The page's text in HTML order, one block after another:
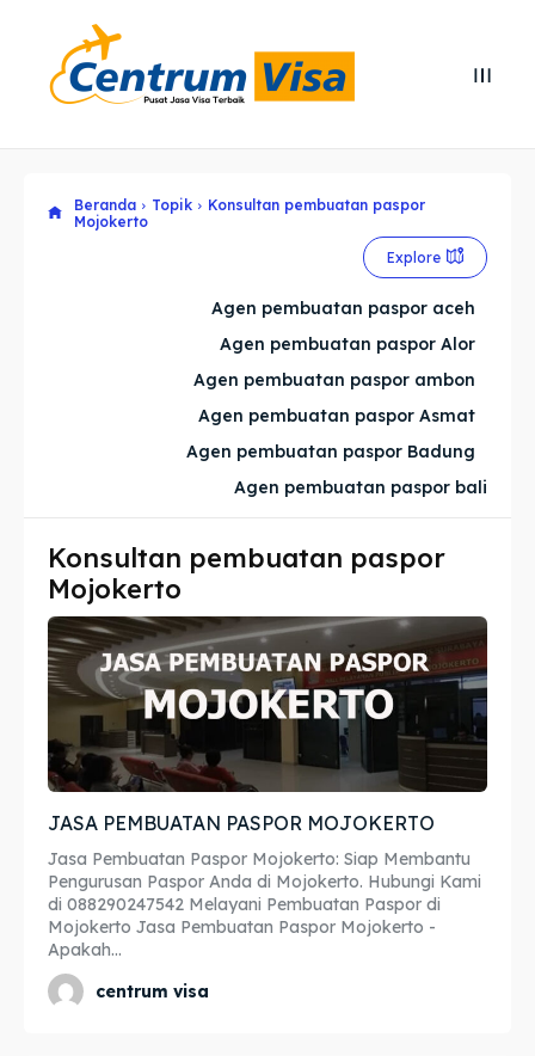
Explore our destinations
Imta
Legalisir
Apostille
Penerjemah
Asuransi
Explore our destinations
Imta
Legalisir
Apostille
Penerjemah
Asuransi
Beranda Topik
Konsultan pembuatan paspor
Mojokerto
Explore
Agen pembuatan paspor aceh
Agen pembuatan paspor Alor
Agen pembuatan paspor ambon
Agen pembuatan paspor Asmat
Agen pembuatan paspor Badung
Agen pembuatan paspor bali
Konsultan pembuatan paspor
Mojokerto
JASA PEMBUATAN PASPOR MOJOKERTO
Jasa Pembuatan Paspor Mojokerto: Siap Membantu
Pengurusan Paspor Anda di Mojokerto. Hubungi Kami
di 088290247542 Melayani Pembuatan Paspor di
Mojokerto Jasa Pembuatan Paspor Mojokerto -
Apakah...
centrum visa